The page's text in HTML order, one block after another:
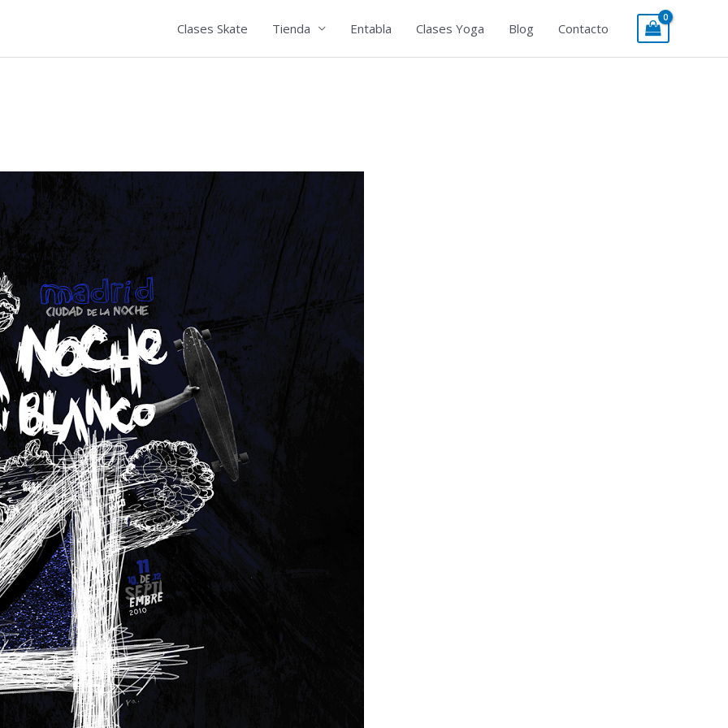
Clases Skate Tienda Entabla Clases Yoga Blog Contacto